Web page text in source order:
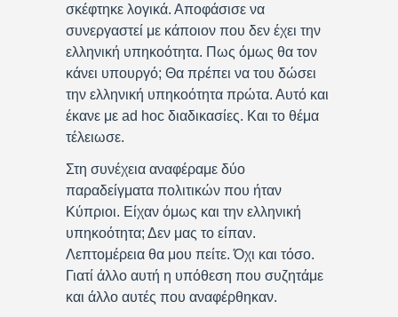
σκέφτηκε λογικά. Αποφάσισε να
συνεργαστεί με κάποιον που δεν έχει την
ελληνική υπηκοότητα. Πως όμως θα τον
κάνει υπουργό; Θα πρέπει να του δώσει
την ελληνική υπηκοότητα πρώτα. Αυτό και
έκανε με ad hoc διαδικασίες. Και το θέμα
τέλειωσε.
Στη συνέχεια αναφέραμε δύο
παραδείγματα πολιτικών που ήταν
Κύπριοι. Είχαν όμως και την ελληνική
υπηκοότητα; Δεν μας το είπαν.
Λεπτομέρεια θα μου πείτε. Όχι και τόσο.
Γιατί άλλο αυτή η υπόθεση που συζητάμε
και άλλο αυτές που αναφέρθηκαν.